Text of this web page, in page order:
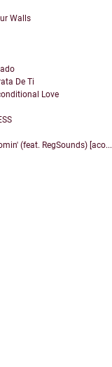
Walls
De Ti
Love
(feat. RegSounds) [aco...